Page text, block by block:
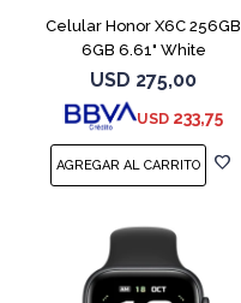
Celular Honor X6C 256GB
6GB 6.61" White
USD 275,00
USD 233,75